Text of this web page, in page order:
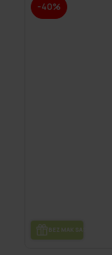
-40%
BEZ­MAK­SAS PIE­GĀ­DE